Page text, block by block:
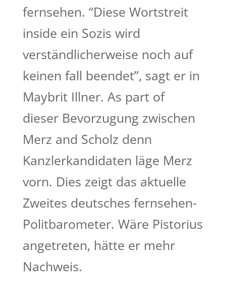
fernsehen. “Diese Wortstreit
inside ein Sozis wird
verständlicherweise noch auf
keinen fall beendet”, sagt er in
Maybrit Illner. As part of
dieser Bevorzugung zwischen
Merz and Scholz denn
Kanzlerkandidaten läge Merz
vorn. Dies zeigt das aktuelle
Zweites deutsches fernsehen-
Politbarometer. Wäre Pistorius
angetreten, hätte er mehr
Nachweis.